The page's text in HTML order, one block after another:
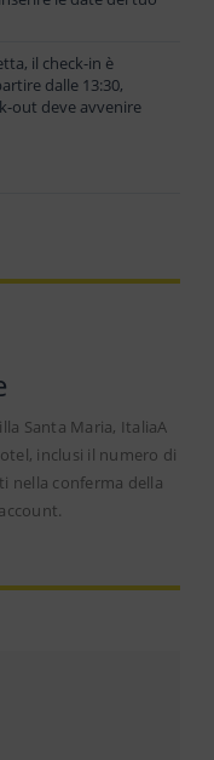
il check-in è
dalle 13:30,
out deve avvenire
Santa Maria, ItaliaA
inclusi il numero di
nella conferma della